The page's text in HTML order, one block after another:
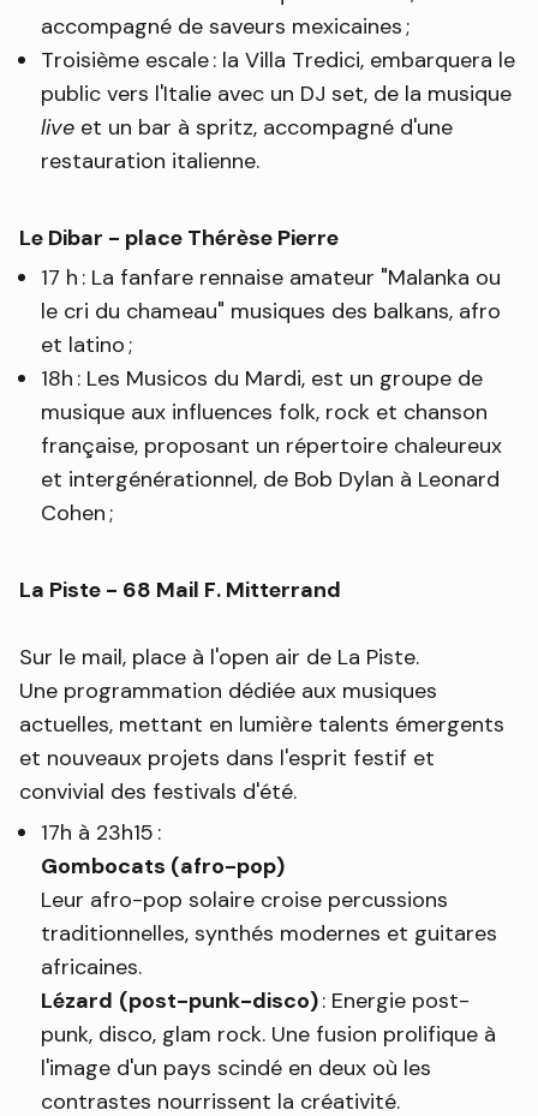
accompagné de saveurs mexicaines ;
Troisième escale : la Villa Tredici, embarquera le
public vers l'Italie avec un DJ set, de la musique
live et un bar à spritz, accompagné d'une
restauration italienne.
Le Dibar - place Thérèse Pierre
17 h : La fanfare rennaise amateur "Malanka ou
le cri du chameau" musiques des balkans, afro
et latino ;
18h : Les Musicos du Mardi, est un groupe de
musique aux influences folk, rock et chanson
française, proposant un répertoire chaleureux
et intergénérationnel, de Bob Dylan à Leonard
Cohen ;
La Piste - 68 Mail F. Mitterrand
Sur le mail, place à l'open air de La Piste.
Une programmation dédiée aux musiques
actuelles, mettant en lumière talents émergents
et nouveaux projets dans l'esprit festif et
convivial des festivals d'été.
17h à 23h15 :
Gombocats (afro-pop)
Leur afro-pop solaire croise percussions
traditionnelles, synthés modernes et guitares
africaines.
Lézard (post-punk-disco): Energie post-
punk, disco, glam rock. Une fusion prolifique à
l'image d'un pays scindé en deux où les
contrastes nourrissent la créativité.